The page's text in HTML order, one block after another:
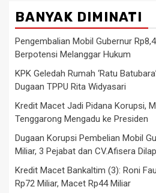
BANYAK DIMINATI
Pengembalian Mobil Gubernur
Berpotensi Melanggar Hukum
KPK Geledah Rumah ‘Ratu
Dugaan TPPU Rita Widyasari
Kredit Macet Jadi Pidana Korupsi,
Tenggarong Mengadu ke Presiden
Dugaan Korupsi Pembelian Mobil
Miliar, 3 Pejabat dan CV.Afisera
Kredit Macet Bankaltim (3): Roni
Rp72 Miliar, Macet Rp44 Miliar